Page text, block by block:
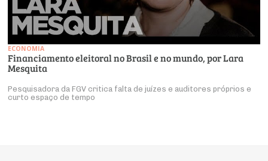
ECONOMIA
Financiamento eleitoral no Brasil e no mundo, por Lara
Mesquita
Pesquisadora da FGV critica falta de juízes e auditores próprios e
curto espaço de tempo